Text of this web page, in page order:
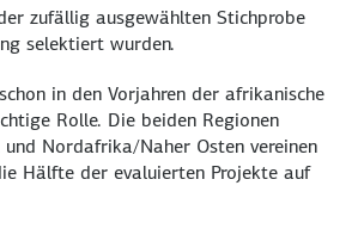
zufällig ausgewählten Stichprobe
selektiert wurden.
in den Vorjahren der afrikanische
Rolle. Die beiden Regionen
Nordafrika/Naher Osten vereinen
Hälfte der evaluierten Projekte auf